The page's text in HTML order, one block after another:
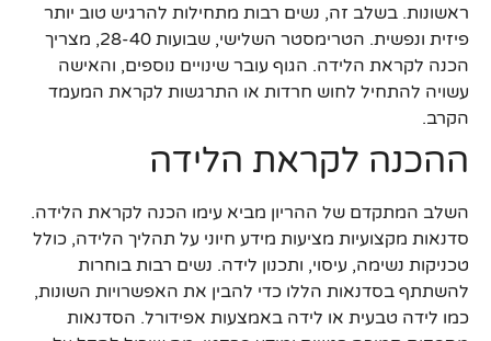
ראשונות. בשלב זה, נשים רבות מתחילות להרגיש טוב יותר
פיזית ונפשית. הטרימסטר השלישי, שבועות 28-40, מצריך
הכנה לקראת הלידה. הגוף עובר שינויים נוספים, והאישה
עשויה להתחיל לחוש חרדות או התרגשות לקראת המעמד
הקרב.
ההכנה לקראת הלידה
השלב המתקדם של ההריון מביא עימו הכנה לקראת הלידה.
סדנאות מקצועיות מציעות מידע חיוני על תהליך הלידה, כולל
טכניקות נשימה, עיסוי, ותכנון לידה. נשים רבות בוחרות
להשתתף בסדנאות הללו כדי להבין את האפשרויות השונות,
כמו לידה טבעית או לידה באמצעות אפידורל. הסדנאות